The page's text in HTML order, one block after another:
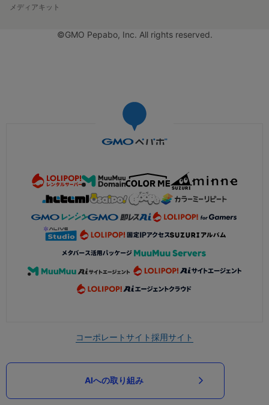
メディアキット
©GMO Pepabo, Inc. All rights reserved.
コーポレートサイト採用サイト
AIへの取り組み